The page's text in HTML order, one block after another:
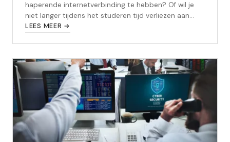
haperende internetverbinding te hebben? Of wil je
niet langer tijdens het studeren tijd verliezen aan
traag internet? Wil je graag...
LEES MEER →